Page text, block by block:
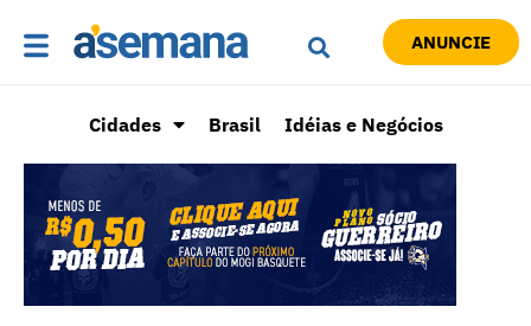
ANUNCIE
Cidades Brasil Idéias e Negócios